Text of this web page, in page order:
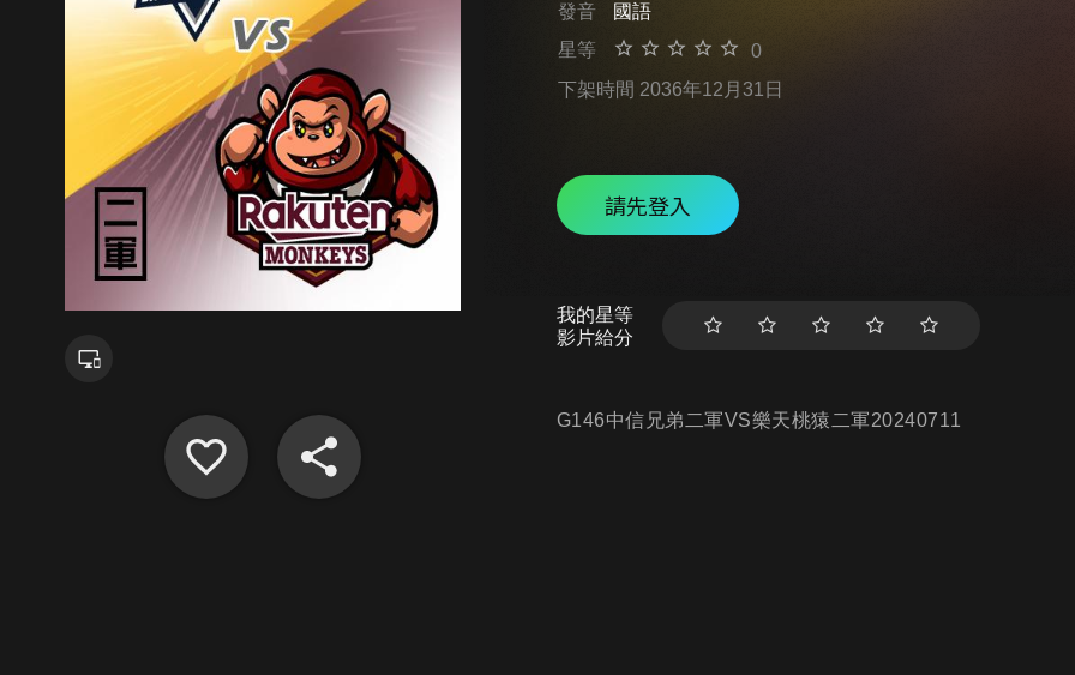
發音
國語
星等
0
下架時間 2036年12月31日
請先登入
我的星等
影片給分
G146中信兄弟二軍VS樂天桃猿二軍20240711